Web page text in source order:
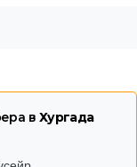
в Хургада